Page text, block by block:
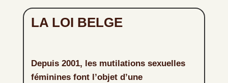
LA LOI BELGE
Depuis 2001, les mutilations sexuelles
féminines font l’objet d’une